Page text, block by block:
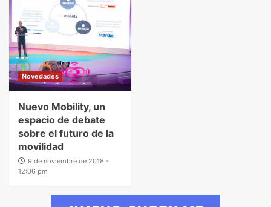
Novedades
Nuevo Mobility, un
espacio de debate
sobre el futuro de la
movilidad
9 de noviembre de 2018 -
12:06 pm